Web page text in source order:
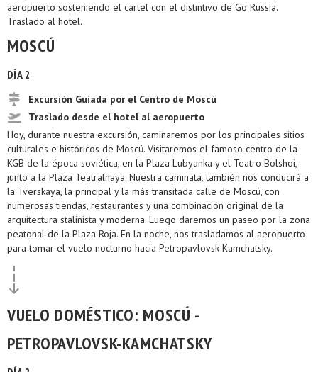
aeropuerto sosteniendo el cartel con el distintivo de Go Russia.
Traslado al hotel.
MOSCÚ
DÍA 2
Excursión Guiada por el Centro de Moscú
Traslado desde el hotel al aeropuerto
Hoy, durante nuestra excursión, caminaremos por los principales sitios
culturales e históricos de Moscú. Visitaremos el famoso centro de la
KGB de la época soviética, en la Plaza Lubyanka y el Teatro Bolshoi,
junto a la Plaza Teatralnaya. Nuestra caminata, también nos conducirá a
la Tverskaya, la principal y la más transitada calle de Moscú, con
numerosas tiendas, restaurantes y una combinación original de la
arquitectura stalinista y moderna. Luego daremos un paseo por la zona
peatonal de la Plaza Roja. En la noche, nos trasladamos al aeropuerto
para tomar el vuelo nocturno hacia Petropavlovsk-Kamchatsky.
VUELO DOMÉSTICO: MOSCÚ -
PETROPAVLOVSK-KAMCHATSKY